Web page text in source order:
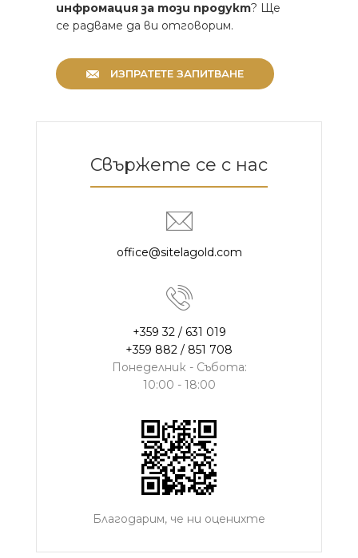
инфромация за този продукт? Ще
се радваме да ви отговорим.
ИЗПРАТЕТЕ ЗАПИТВАНЕ
Свържете се с нас
office@sitelagold.com
+359 32 / 631 019
+359 882 / 851 708
Понеделник - Събота:
10:00 - 18:00
Благодарим, че ни оценихте